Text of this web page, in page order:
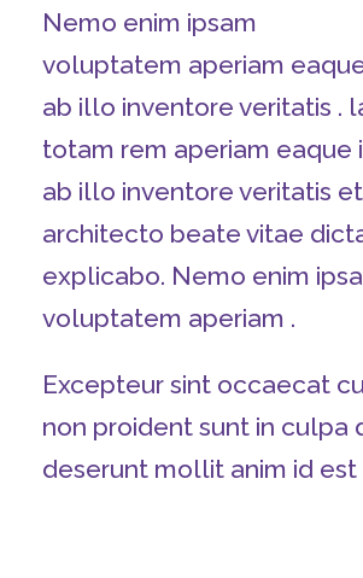
Nemo enim ipsam
voluptatem aperiam
ab illo inventore veritatis .
totam rem aperiam eaque
ab illo inventore veritatis
architecto beate vitae
explicabo. Nemo enim
voluptatem aperiam .
Excepteur sint occaecat
non proident sunt in culpa
deserunt mollit anim id est